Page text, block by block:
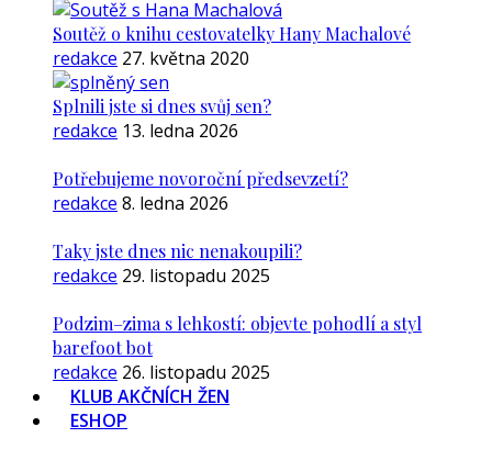
Soutěž o knihu cestovatelky Hany Machalové
redakce 27. května 2020
Splnili jste si dnes svůj sen?
redakce 13. ledna 2026
Potřebujeme novoroční předsevzetí?
redakce 8. ledna 2026
Taky jste dnes nic nenakoupili?
redakce 29. listopadu 2025
Podzim–zima s lehkostí: objevte pohodlí a styl
barefoot bot
redakce 26. listopadu 2025
KLUB AKČNÍCH ŽEN
ESHOP